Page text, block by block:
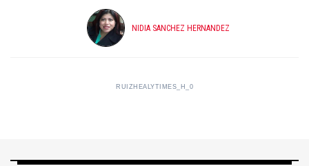
NIDIA SANCHEZ HERNANDEZ
RUIZHEALYTIMES_H_0